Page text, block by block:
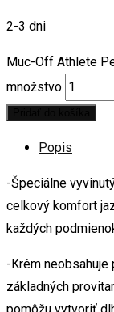
2-3 dni
Muc-Off Athlete
množstvo
Popis
-Špeciálne
celkový komfort
každých
-Krém neobsahuje
základných